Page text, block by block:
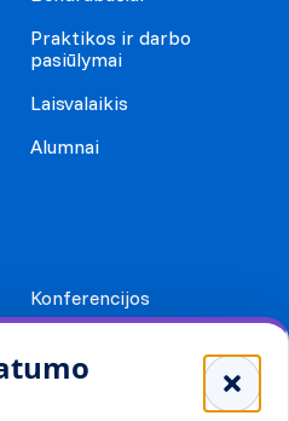
Praktikos ir darbo
pasiūlymai
Laisvalaikis
Alumnai
Konferencijos